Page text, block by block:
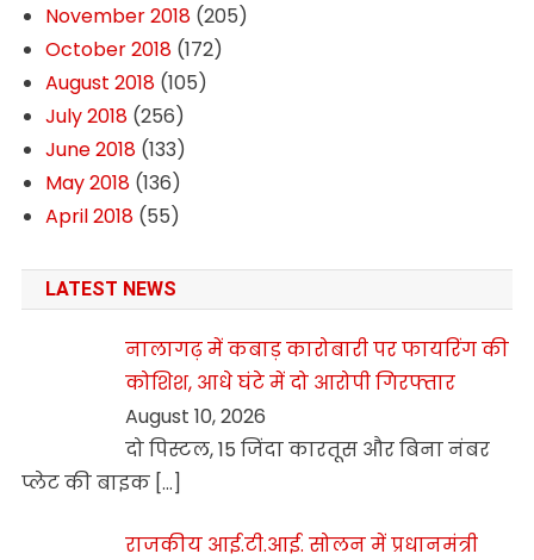
November 2018(205)
October 2018(172)
August 2018(105)
July 2018(256)
June 2018(133)
May 2018(136)
April 2018(55)
LATEST NEWS
नालागढ़ में कबाड़ कारोबारी पर फायरिंग की
कोशिश, आधे घंटे में दो आरोपी गिरफ्तार
August 10, 2026
दो पिस्टल, 15 जिंदा कारतूस और बिना नंबर
प्लेट की बाइक […]
राजकीय आई.टी.आई. सोलन में प्रधानमंत्री